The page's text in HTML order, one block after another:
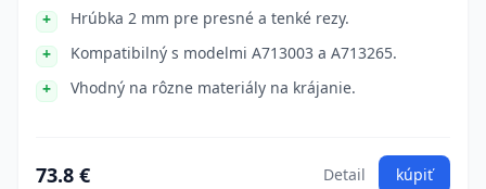
Hrúbka 2 mm pre presné a tenké rezy.
Kompatibilný s modelmi A713003 a A713265.
Vhodný na rôzne materiály na krájanie.
73.8 € Detail kúpiť